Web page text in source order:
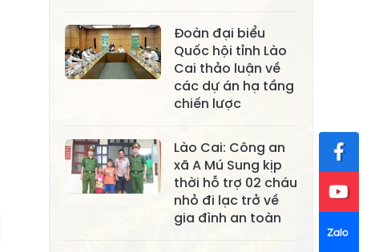
Cuông
Xã Tân Hợp
Xã Mậu A Xã Xuân Ái
Xã Lâm
Thượng
Xã Lục Yên
Xã Tân Lĩnh
Xã Khánh Hòa
Xã Phúc Lợi
Xã Cảm Nhân
Đoàn đại biểu
Quốc hội tỉnh Lào
Cai thảo luận về
các dự án hạ tầng
chiến lược
Lào Cai: Công an
xã A Mú Sung kịp
thời hỗ trợ 02 cháu
nhỏ đi lạc trở về
gia đình an toàn